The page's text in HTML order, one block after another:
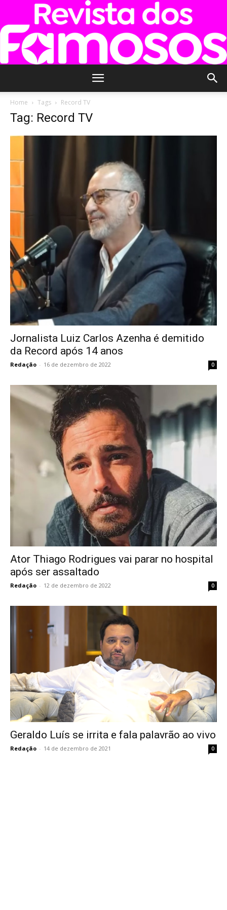
Famosos
Home Tags Record TV
Tag: Record TV
Jornalista Luiz Carlos Azenha é demitido
da Record após 14 anos
Redação - 16 de dezembro de 2022 0
Ator Thiago Rodrigues vai parar no hospital
após ser assaltado
Redação - 12 de dezembro de 2022 0
Geraldo Luís se irrita e fala palavrão ao vivo
Redação - 14 de dezembro de 2021 0